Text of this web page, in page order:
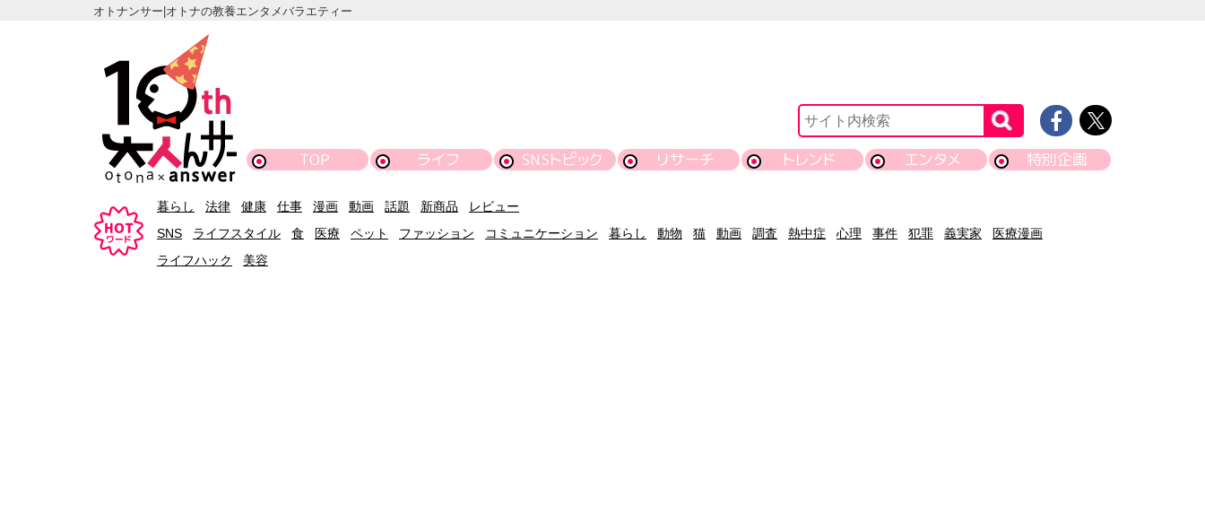
オトナンサー|オトナの教養エンタメバラエティー
TOP ライフ SNSトピック リサーチ トレンド エンタメ 特別企画
暮らし 法律 健康 仕事 漫画 動画 話題 新商品
レビュー
SNS
ライフスタイル 食 医療 ペット ファッション コミュニケーション 暮らし 動物 猫 動画 調査 熱中症 心理 事件 犯罪 義実家
医療漫画
ライフハック
美容